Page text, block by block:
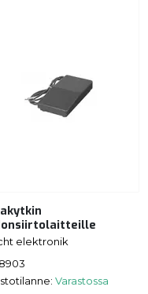
elektronik
Varastossa